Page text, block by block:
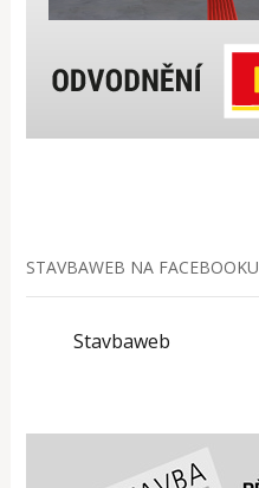
STAVBAWEB NA FACEBOOKU
Stavbaweb